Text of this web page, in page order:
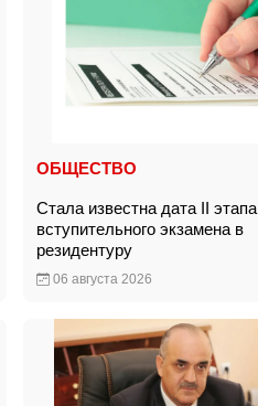
ОБЩЕСТВО
Стала известна дата II этапа
вступительного экзамена в
резидентуру
06 августа 2026